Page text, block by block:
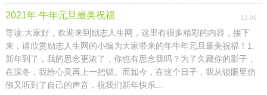
2021年 牛年元旦最美祝福 12-09
导读:大家好，欢迎来到励志人生网，这里有很多精彩的内容，接下
来，请欣赏励志人生网的小编为大家带来的年牛年元旦最美祝福！1.
新年到了，我的思念更浓了，你也有思念我吗？为了久藏你的影子，
在深冬，我给心灵再上一把锁。而如今，在这个日子，我从锁眼里仿
佛又听到了自己的声音，祝我们新年快乐...